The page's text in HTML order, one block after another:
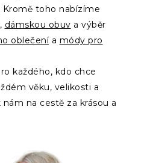
Kromě toho nabízíme
dámskou obuv a výběr
oblečenía módy pro
každého, kdo chce
věku, velikosti a
na cestě za krásou a